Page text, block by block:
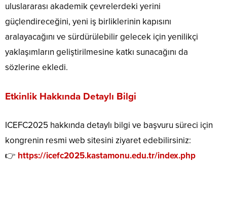
uluslararası akademik çevrelerdeki yerini
güçlendireceğini, yeni iş birliklerinin kapısını
aralayacağını ve sürdürülebilir gelecek için yenilikçi
yaklaşımların geliştirilmesine katkı sunacağını da
sözlerine ekledi.
Etkinlik Hakkında Detaylı Bilgi
ICEFC2025 hakkında detaylı bilgi ve başvuru süreci için
kongrenin resmi web sitesini ziyaret edebilirsiniz:
👉 https://icefc2025.kastamonu.edu.tr/index.php